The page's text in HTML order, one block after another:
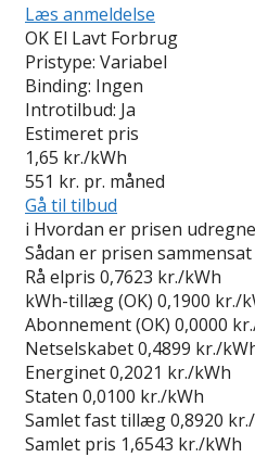
Læs anmeldelse
OK El Lavt Forbrug
Pristype: Variabel
Binding: Ingen
Introtilbud: Ja
Estimeret pris
1,65 kr./kWh
551 kr. pr. måned
Gå til tilbud
i Hvordan er prisen
Sådan er prisen sammensat
Rå elpris 0,7623 kr./kWh
kWh-tillæg (OK) 0,1900 kr./
Abonnement (OK) 0,0000
Netselskabet0,4899 kr./
Energinet0,2021 kr./kWh
Staten 0,0100 kr./kWh
Samlet fast tillæg0,8920
Samlet pris 1,6543 kr./kWh